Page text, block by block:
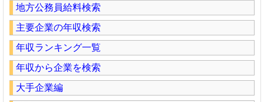
地方公務員給料検索
主要企業の年収検索
年収ランキング一覧
年収から企業を検索
大手企業編